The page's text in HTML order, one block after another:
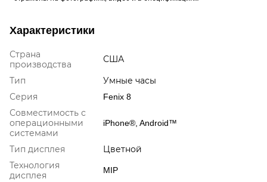
Характеристики
Страна
производства
США
Тип
Умные часы
Серия
Fenix 8
Совместимость с
операционными
системами
iPhone®, Android™
Тип дисплея
Цветной
Технология
дисплея
MIP